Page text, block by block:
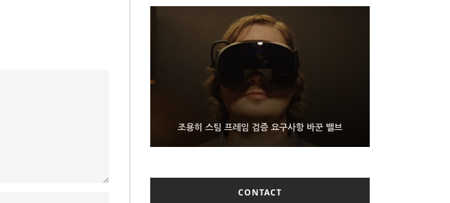
조용히 스팀 프레임 검증 요구사항 바꾼 밸브
9월 4일부터 서비스 접는 안드로이드 장치용 구글 어
시스턴트
FMS 2026서 차세대 3D 메모리 ZHBM·ZNAND-O
모형 처음 선보인 삼성전자
CONTACT